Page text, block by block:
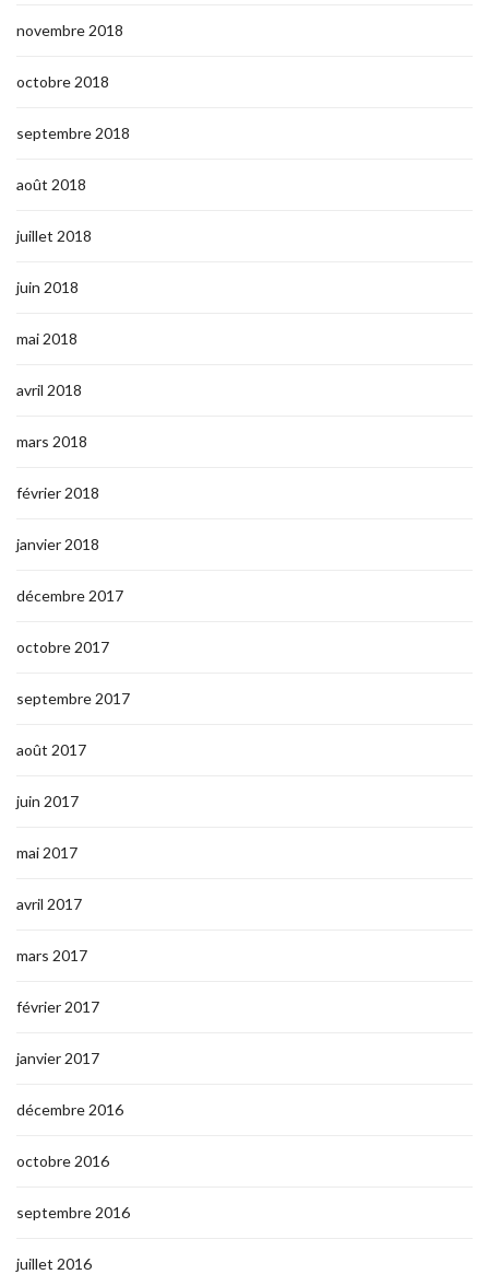
novembre 2018
octobre 2018
septembre 2018
août 2018
juillet 2018
juin 2018
mai 2018
avril 2018
mars 2018
février 2018
janvier 2018
décembre 2017
octobre 2017
septembre 2017
août 2017
juin 2017
mai 2017
avril 2017
mars 2017
février 2017
janvier 2017
décembre 2016
octobre 2016
septembre 2016
juillet 2016